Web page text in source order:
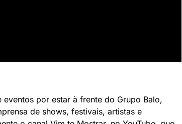
por estar à frente do Grupo Balo,
de shows, festivais, artistas e